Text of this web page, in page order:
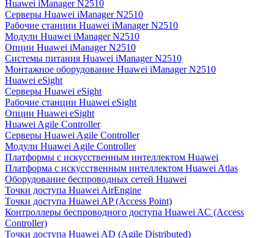
Huawei iManager N2510
Серверы Huawei iManager N2510
Рабочие станции Huawei iManager N2510
Модули Huawei iManager N2510
Опции Huawei iManager N2510
Системы питания Huawei iManager N2510
Монтажное оборудование Huawei iManager N2510
Huawei eSight
Серверы Huawei eSight
Рабочие станции Huawei eSight
Опции Huawei eSight
Huawei Agile Controller
Серверы Huawei Agile Controller
Модули Huawei Agile Controller
Платформы с искусственным интеллектом Huawei
Платформа с искусственным интеллектом Huawei Atlas
Оборудование беспроводных сетей Huawei
Точки доступа Huawei AirEngine
Точки доступа Huawei AP (Access Point)
Контроллеры беспроводного доступа Huawei AC (Access
Controller)
Точки доступа Huawei AD (Agile Distributed)